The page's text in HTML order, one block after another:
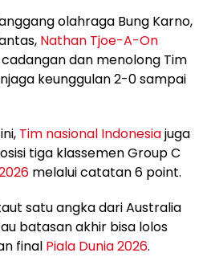
olahraga Bung Karno,
Nathan Tjoe-A-On
dan menolong Tim
keunggulan 2-0 sampai
Tim nasional Indonesiajuga
tiga klassemen Group C
melalui catatan 6 point.
satu angka dari Australia
batasan akhir bisa lolos
final Piala Dunia 2026.